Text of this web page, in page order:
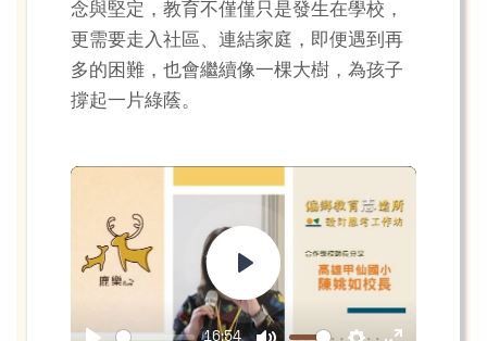
念與堅定，教育不僅僅只是發生在學校，
更需要走入社區、連結家庭，即便遇到再
多的困難，也會繼續像一棵大樹，為孩子
撐起一片綠蔭。
16:54
Play